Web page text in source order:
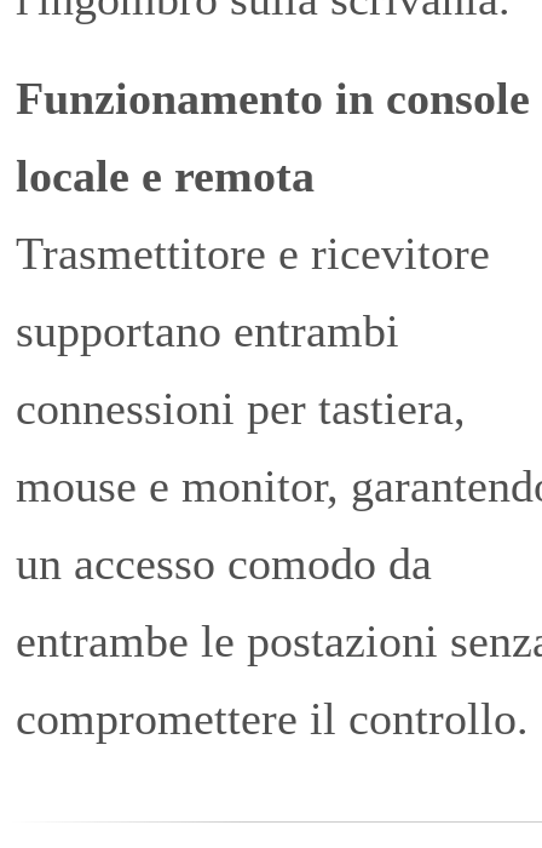
Funzionamento in console
locale e remota
Trasmettitore e ricevitore
supportano entrambi
connessioni per tastiera,
mouse e monitor,
un accesso comodo da
entrambe le postazioni
compromettere il controllo.